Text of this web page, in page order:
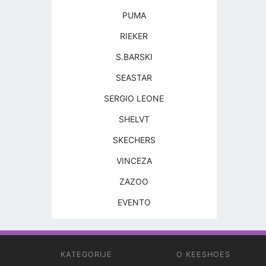
PUMA
RIEKER
S.BARSKI
SEASTAR
SERGIO LEONE
SHELVT
SKECHERS
VINCEZA
ZAZOO
EVENTO
KATEGORIJE O KEESHOES